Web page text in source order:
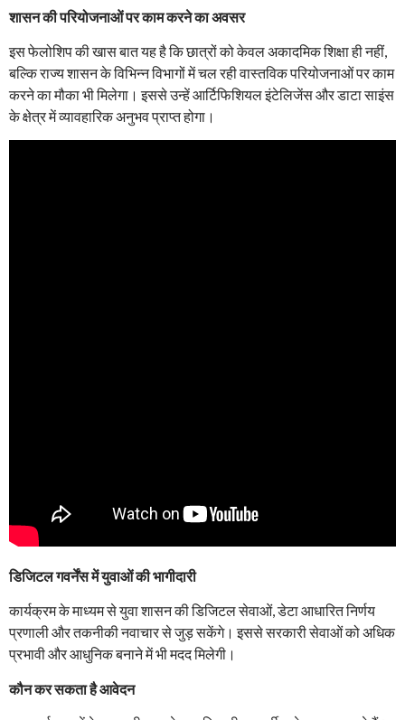
शासन की परियोजनाओं पर काम करने का अवसर
इस फेलोशिप की खास बात यह है कि छात्रों को केवल अकादमिक शिक्षा ही नहीं,
बल्कि राज्य शासन के विभिन्न विभागों में चल रही वास्तविक परियोजनाओं पर काम
करने का मौका भी मिलेगा। इससे उन्हें आर्टिफिशियल इंटेलिजेंस और डाटा साइंस
के क्षेत्र में व्यावहारिक अनुभव प्राप्त होगा।
डिजिटल गवर्नेंस में युवाओं की भागीदारी
कार्यक्रम के माध्यम से युवा शासन की डिजिटल सेवाओं, डेटा आधारित निर्णय
प्रणाली और तकनीकी नवाचार से जुड़ सकेंगे। इससे सरकारी सेवाओं को अधिक
प्रभावी और आधुनिक बनाने में भी मदद मिलेगी।
कौन कर सकता है आवेदन